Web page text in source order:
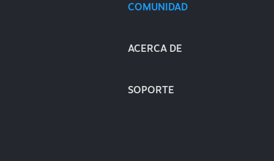
COMUNIDAD
ACERCA DE
SOPORTE